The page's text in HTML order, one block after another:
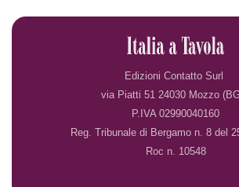
Edizioni Contatto Surl
via Piatti 51 24030 Mozzo
P.IVA 02990040160
Reg. Tribunale di Bergamo n. 8 del
Roc n. 10548